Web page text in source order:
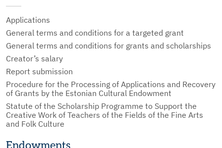
Applications
General terms and conditions for a targeted grant
General terms and conditions for grants and scholarships
Creator’s salary
Report submission
Procedure for the Processing of Applications and Recovery
of Grants by the Estonian Cultural Endowment
Statute of the Scholarship Programme to Support the
Creative Work of Teachers of the Fields of the Fine Arts
and Folk Culture